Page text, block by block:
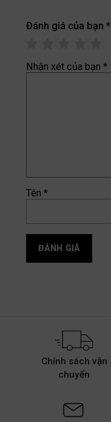
Đánh giá của bạn *
Nhận xét của bạn *
Tên *
Chính sách vận
chuyển